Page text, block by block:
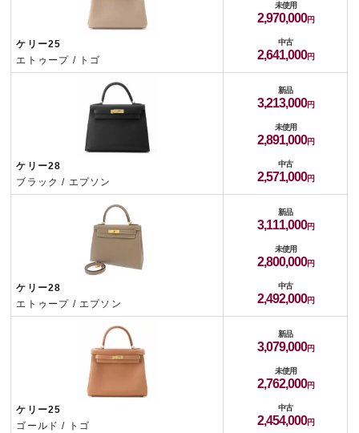
ケリー25
エトゥープ / トゴ
未使用
2,970,000
中古
2,641,000
ケリー28
ブラック / エプソン
新品
3,213,000
未使用
2,891,000
中古
2,571,000
ケリー28
エトゥープ / エプソン
新品
3,111,000
未使用
2,800,000
中古
2,492,000
ケリー25
ゴールド / トゴ
新品
3,079,000
未使用
2,762,000
中古
2,454,000